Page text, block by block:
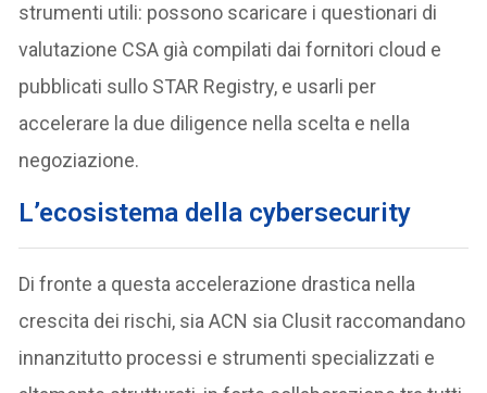
strumenti utili: possono scaricare i questionari di
valutazione CSA già compilati dai fornitori cloud e
pubblicati sullo STAR Registry, e usarli per
accelerare la due diligence nella scelta e nella
negoziazione.
L’ecosistema della cybersecurity
Di fronte a questa accelerazione drastica nella
crescita dei rischi, sia ACN sia Clusit raccomandano
innanzitutto processi e strumenti specializzati e